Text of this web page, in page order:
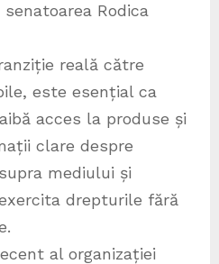
Rodica
reală către
este esențial ca
acces la produse și
clare despre
mediului și
drepturile fără
al organizației